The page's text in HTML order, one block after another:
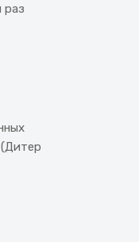
раз